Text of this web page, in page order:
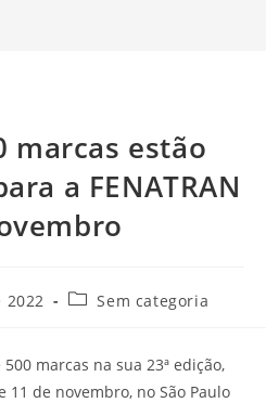
marcas estão
a FENATRAN
Sem categoria
marcas na sua 23ª edição,
de novembro, no São Paulo